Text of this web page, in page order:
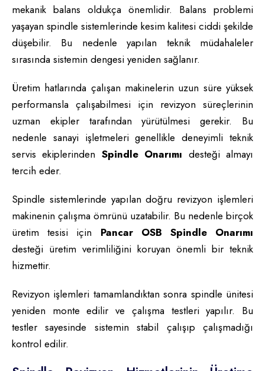
mekanik balans oldukça önemlidir. Balans problemi
yaşayan spindle sistemlerinde kesim kalitesi ciddi şekilde
düşebilir. Bu nedenle yapılan teknik müdahaleler
sırasında sistemin dengesi yeniden sağlanır.
Üretim hatlarında çalışan makinelerin uzun süre yüksek
performansla çalışabilmesi için revizyon süreçlerinin
uzman ekipler tarafından yürütülmesi gerekir. Bu
nedenle sanayi işletmeleri genellikle deneyimli teknik
servis ekiplerinden Spindle Onarımı desteği almayı
tercih eder.
Spindle sistemlerinde yapılan doğru revizyon işlemleri
makinenin çalışma ömrünü uzatabilir. Bu nedenle birçok
üretim tesisi için Pancar OSB Spindle Onarımı
desteği üretim verimliliğini koruyan önemli bir teknik
hizmettir.
Revizyon işlemleri tamamlandıktan sonra spindle ünitesi
yeniden monte edilir ve çalışma testleri yapılır. Bu
testler sayesinde sistemin stabil çalışıp çalışmadığı
kontrol edilir.